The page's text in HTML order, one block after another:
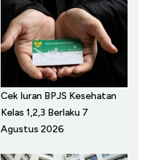
Cek Iuran BPJS Kesehatan
Kelas 1,2,3 Berlaku 7
Agustus 2026